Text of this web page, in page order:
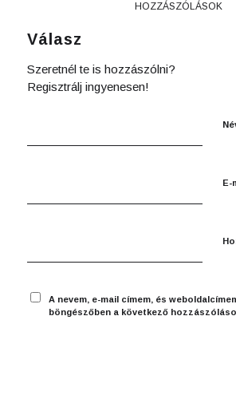
HOZZÁSZÓLÁSOK
Válasz
Szeretnél te is hozzászólni?
Regisztrálj ingyenesen!
E-
A nevem, e-mail címem, és
böngészőben a következő